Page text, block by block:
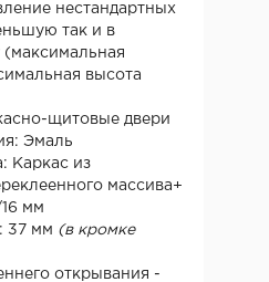
нестандартных
так и в
высота
щитовые двери
Эмаль
Каркас из
массива+
мм
37 мм (в кромке
открывания -